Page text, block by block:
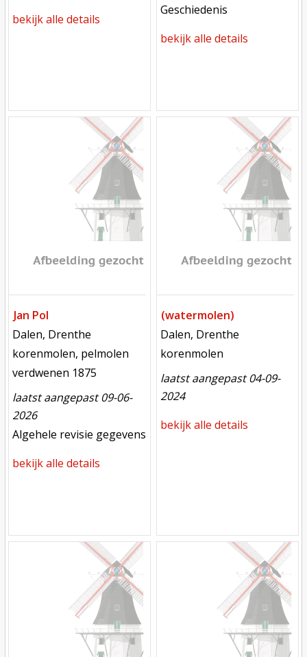
bekijk alle details
meest recente aanpassing
Geschiedenis
bekijk alle details
Jan Pol
locatie
Dalen, Drenthe
functie
korenmolen, pelmolen
verdwenen
verdwenen 1875
laatst aangepast 09-06-
2026
meest recente aanpassing
Algehele revisie gegevens
bekijk alle details
(watermolen)
locatie
Dalen, Drenthe
functie
korenmolen
laatst aangepast 04-09-
2024
bekijk alle details